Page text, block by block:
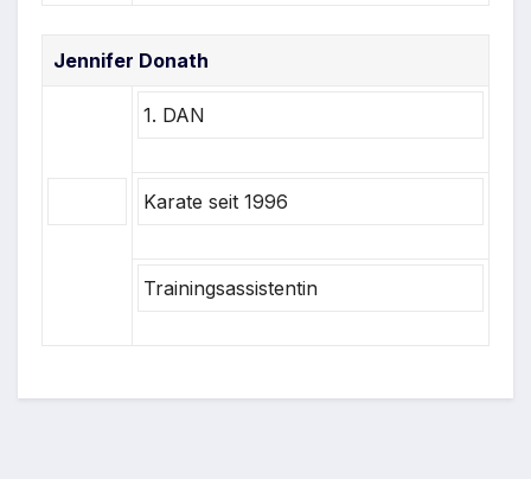
Jennifer Donath
1. DAN
Karate seit 1996
Trainingsassistentin